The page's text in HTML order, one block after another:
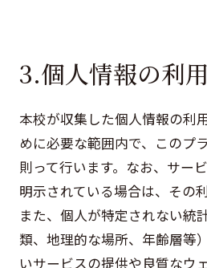
3.個人情報の利
本校が収集した個人情報の利
めに必要な範囲内で、このプ
則って行います。なお、サー
明示されている場合は、その
また、個人が特定されない統
類、地理的な場所、年齢層等
いサービスの提供や良質なウ